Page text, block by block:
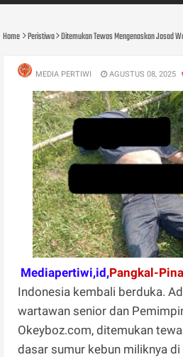
Home Peristiwa Ditemukan Tewas Mengenaskan Jasad
MEDIA PERTIWI AGUSTUS 08, 2025
Mediapertiwi,id,Pangkal-
Indonesia kembali berduka.
wartawan senior dan
Okeyboz.com, ditemukan
dasar sumur kebun miliknya di